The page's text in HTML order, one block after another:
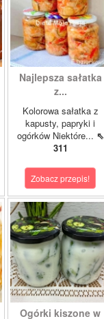
Najlepsza sałatka
z...
Kolorowa sałatka z
kapusty, papryki i
ogórków Niektóre... ⇖
311
Zobacz przepis!
Ogórki kiszone w